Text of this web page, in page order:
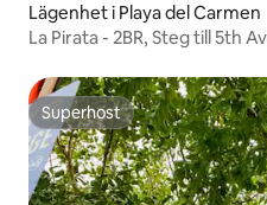
Lägenhet i Playa del Carmen
La Pirata - 2BR, Steg till 5th
Superhost
Superhost